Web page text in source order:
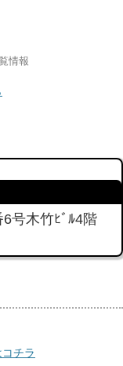
情報
号木竹ﾋﾞﾙ4階
チラ